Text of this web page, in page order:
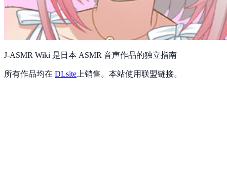
J-ASMR Wiki 是日本 ASMR 音声作品的独立指南
所有作品均在 DLsite 上销售。本站使用联盟链接。